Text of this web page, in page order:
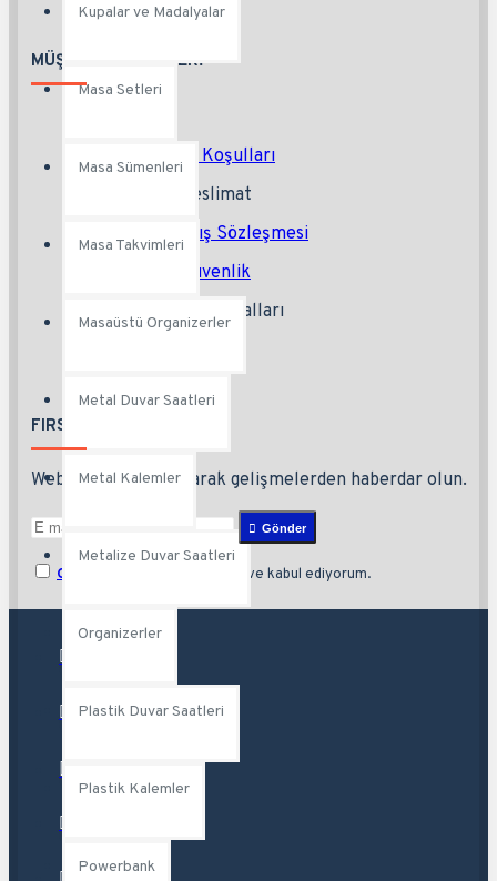
Kupalar ve Madalyalar
Masa Setleri
Masa Sümenleri
Masa Takvimleri
Masaüstü Organizerler
Metal Duvar Saatleri
Metal Kalemler
Metalize Duvar Saatleri
Organizerler
Plastik Duvar Saatleri
Plastik Kalemler
Powerbank
MÜŞTERI HIZMETLERI
İade ve İptal Koşulları
Ödeme ve Teslimat
Mesafeli Satış Sözleşmesi
Gizlilik ve Güvenlik
Site Kullanım Kuralları
FIRSATLARI KAÇIRMA.
Websitemize kaydolarak gelişmelerden haberdar olun.
Gönder
Gizlilik Politikası 'ni okudum ve kabul ediyorum.